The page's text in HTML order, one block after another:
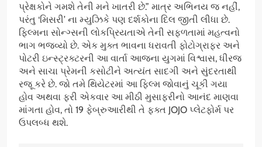
પ્રેક્ષકોને ગમશે તેની મને ખાતરી છે.” માત્ર અભિનય જ નહીં,
પરંતુ ‘મિસરી’ ના મ્યુઝિકે પણ દર્શકોના દિલ જીતી લીધા છે.
ફિલ્મના સોન્ગ્સની લોકપ્રિયતાએ તેની સફળતામાં મહત્વનો
ભાગ ભજવ્યો છે. એક મુક્ત ભાવના ધરાવતી ફોટોગ્રાફર અને
પોટરી ઇન્સ્ટ્રક્ટરની આ વાર્તા આજના યુગમાં વિશ્વાસ, ધીરજ
અને સાચા પ્રેમની કસોટીને અત્યંત સાદગી અને સુંદરતાથી
રજૂ કરે છે. જો તમે થિયેટરમાં આ ફિલ્મ જોવાનું ચૂકી ગયા
હોવ અથવા ફરી એકવાર આ મીઠી મુસાફરીનો આનંદ માણવા
માંગતા હોવ, તો 19 ફેબ્રુઆરીથી તે ફક્ત JOJO પ્લેટફોર્મ પર
ઉપલબ્ધ થશે.